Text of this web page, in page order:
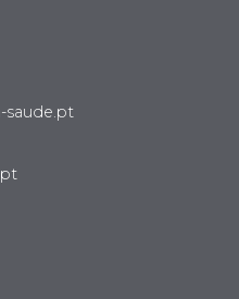
saude.pt